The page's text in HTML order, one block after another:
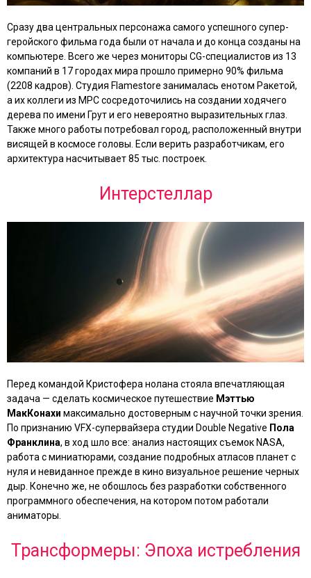
Сразу два центральных персонажа самого успешного супер-
геройского фильма года были от начала и до конца созданы на
компьютере. Всего же через мониторы CG-специалистов из 13
компаний в 17 городах мира прошло примерно 90% фильма
(2208 кадров). Студия Flamestore занималась енотом Ракетой,
а их коллеги из MPC сосредоточились на создании ходячего
дерева по имени Грут и его невероятно выразительных глаз.
Также много работы потребовал город, расположенный внутри
висящей в космосе головы. Если верить разработчикам, его
архитектура насчитывает 85 тыс. построек.
Интерстеллар
Перед командой Кристофера нолана стояла впечатляющая
задача — сделать космическое путешествие Мэттью
МакКонахи максимально достоверным с научной точки зрения.
По признанию VFX-супервайзера студии Double Negative Пола
Франклина, в ход шло все: анализ настоящих съемок NASA,
работа с миниатюрами, создание подробных атласов планет с
нуля и невиданное прежде в кино визуальное решение черных
дыр. Конечно же, не обошлось без разработки собственного
программного обеспечения, на котором потом работали
аниматоры.
Трансформеры: Эпоха истребления